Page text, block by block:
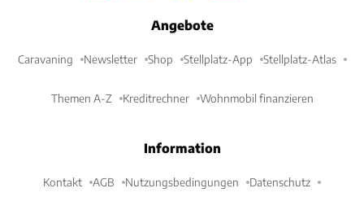
Angebote
Caravaning Newsletter Shop Stellplatz-App Stellplatz-Atlas
Themen A-Z Kreditrechner Wohnmobil finanzieren
Information
Kontakt AGB Nutzungsbedingungen Datenschutz